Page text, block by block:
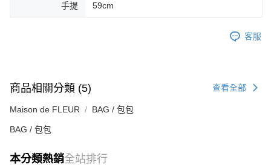
手提 59cm
客服
商品相關分類 (5) 查看全部
Maison de FLEUR BAG / 包包
BAG / 包包
本分類熱銷全站排行